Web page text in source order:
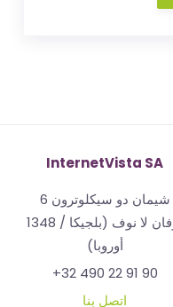
InternetVista SA
شيمان دو سيكلوترون 6
1348 لوفان لا نوف (بلجيكا /
أوروبا)
+32 490 22 91 90
اتصل بنا